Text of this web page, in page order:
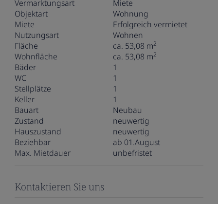
Vermarktungsart
Miete
Objektart
Wohnung
Miete
Erfolgreich vermietet
Nutzungsart
Wohnen
Fläche
ca. 53,08 m2
Wohnfläche ca. 53,08 m2
Bäder
1
WC
1
Stellplätze
1
Keller
1
Bauart
Neubau
Zustand
neuwertig
Hauszustand
neuwertig
Beziehbar
ab 01.August
Max. Mietdauer
unbefristet
Kontaktieren Sie uns